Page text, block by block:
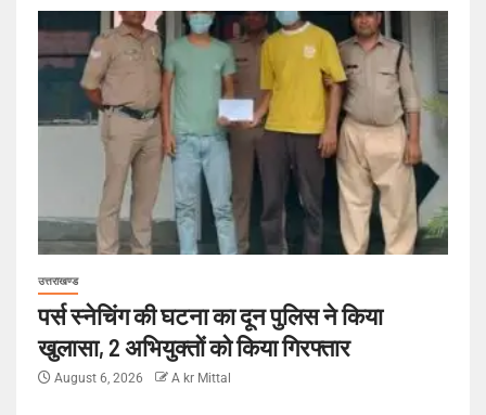
उत्तराखण्ड
पर्स स्नेचिंग की घटना का दून पुलिस ने किया
खुलासा, 2 अभियुक्तों को किया गिरफ्तार
August 6, 2026 A kr Mittal